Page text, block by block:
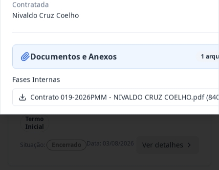
2023
contrato é a Contratação de e
Data:03/08/2026
009-
Termo
Inicial
Contratação de pessoa jurídica para
Situação: Encerrado Data: 03/08/2026 Ver detalhes
Contratada
Nivaldo Cruz Coelho
Documentos e Anexos 1
Fases Internas
Contrato 019-2026PMM - NIVALDO CRUZ COELHO.pdf